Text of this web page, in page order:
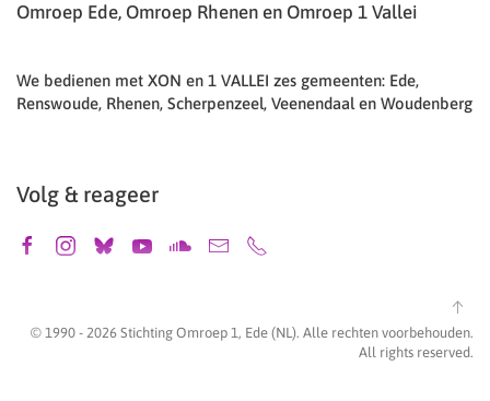
Omroep Ede, Omroep Rhenen en Omroep 1 Vallei
We bedienen met XON en 1 VALLEI zes gemeenten: Ede,
Renswoude, Rhenen, Scherpenzeel, Veenendaal en Woudenberg
Volg & reageer
© 1990 - 2026 Stichting Omroep 1, Ede (NL). Alle rechten voorbehouden.
All rights reserved.